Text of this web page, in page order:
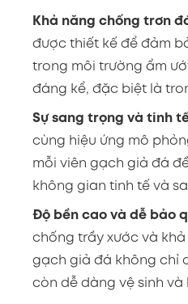
Khả năng chống trơn
được thiết kế để đảm
trong môi trường ẩm
đáng kể, đặc biệt là
Sự sang trọng và tinh
cùng hiệu ứng mô
mỗi viên gạch giả đá
không gian tinh tế và
Độ bền cao và dễ bảo
chống trầy xước và
gạch giả đá không chỉ
còn dễ dàng vệ sinh và